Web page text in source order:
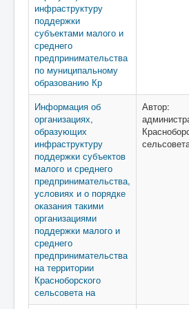
инфраструктуру
поддержки
субъектами малого и
среднего
предпринимательства
по муниципальному
образованию Кр
Информация об
организациях,
образующих
инфраструктуру
поддержки субъектов
малого и среднего
предпринимательства,
условиях и о порядке
оказания такими
организациями
поддержки малого и
среднего
предпринимательства
на территории
Красноборского
сельсовета на
Автор: